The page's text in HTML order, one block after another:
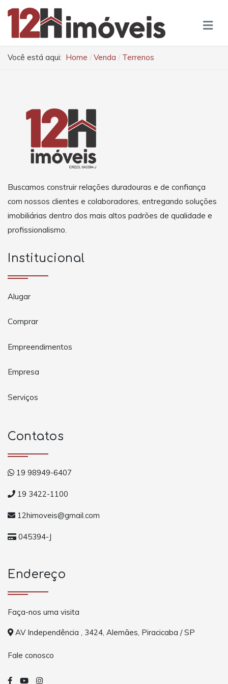
Você está aqui: Home Venda Terrenos
Buscamos construir relações duradouras e de confiança
com nossos clientes e colaboradores, entregando soluções
imobiliárias dentro dos mais altos padrões de qualidade e
profissionalismo.
Institucional
Alugar
Comprar
Empreendimentos
Empresa
Serviços
Contatos
19 98949-6407
19 3422-1100
12himoveis@gmail.com
045394-J
Endereço
Faça-nos uma visita
AV Independência , 3424, Alemães, Piracicaba / SP
Fale conosco